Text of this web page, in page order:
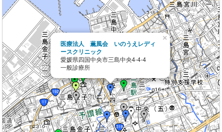
医療法人 薫風会 いのうえレディ
ースクリニック
愛媛県四国中央市三島中央4-4-4
一般診療所
×